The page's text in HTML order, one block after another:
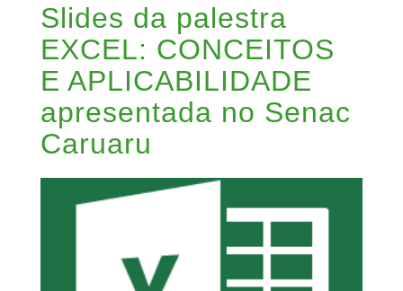
Slides da palestra
EXCEL: CONCEITOS
E APLICABILIDADE
apresentada no Senac
Caruaru